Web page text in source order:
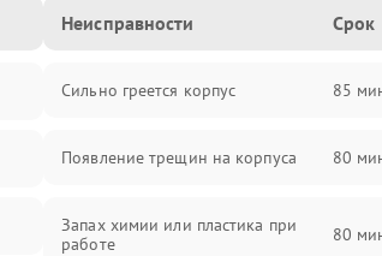
Неисправности Срок
Сильно греется корпус 85
Появление трещин на корпуса 80
Запах химии или пластика при
работе
80